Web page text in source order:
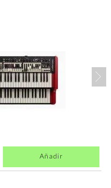
Añadir